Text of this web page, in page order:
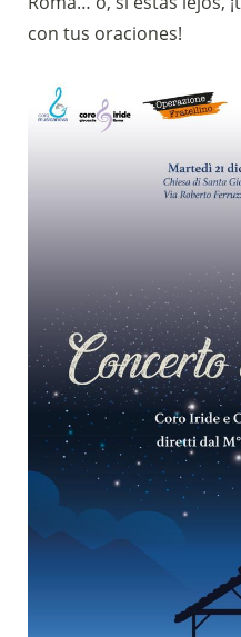
con tus oraciones!
Sostieni la
Fai una donazione
IBAN: